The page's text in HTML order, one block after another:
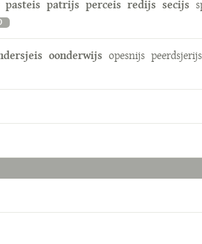
pasteis patrijs perceis redijs secijs
oonderwijs opesnijs peerdsjerijs